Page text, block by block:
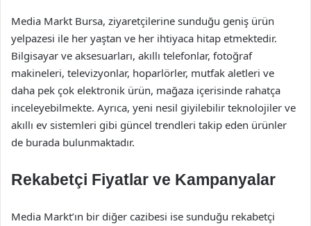
Media Markt Bursa, ziyaretçilerine sunduğu geniş ürün
yelpazesi ile her yaştan ve her ihtiyaca hitap etmektedir.
Bilgisayar ve aksesuarları, akıllı telefonlar, fotoğraf
makineleri, televizyonlar, hoparlörler, mutfak aletleri ve
daha pek çok elektronik ürün, mağaza içerisinde rahatça
inceleyebilmekte. Ayrıca, yeni nesil giyilebilir teknolojiler ve
akıllı ev sistemleri gibi güncel trendleri takip eden ürünler
de burada bulunmaktadır.
Rekabetçi Fiyatlar ve Kampanyalar
Media Markt’ın bir diğer cazibesi ise sunduğu rekabetçi